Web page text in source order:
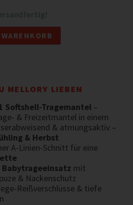
MELLORY LIEBEN
Softshell-Tragemantel –
& Freizeitmantel in einem
& atmungsaktiv –
& Herbst
A-Linien-Schnitt für eine
mit
& Nackenschutz
Reißverschlüsse & tiefe